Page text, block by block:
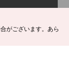
がございます。あら